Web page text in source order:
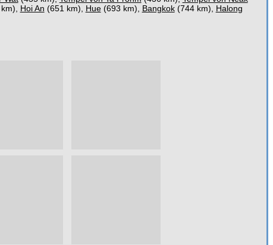
Hoi An (651 km), Hue(693 km), Bangkok(744 km), Halong